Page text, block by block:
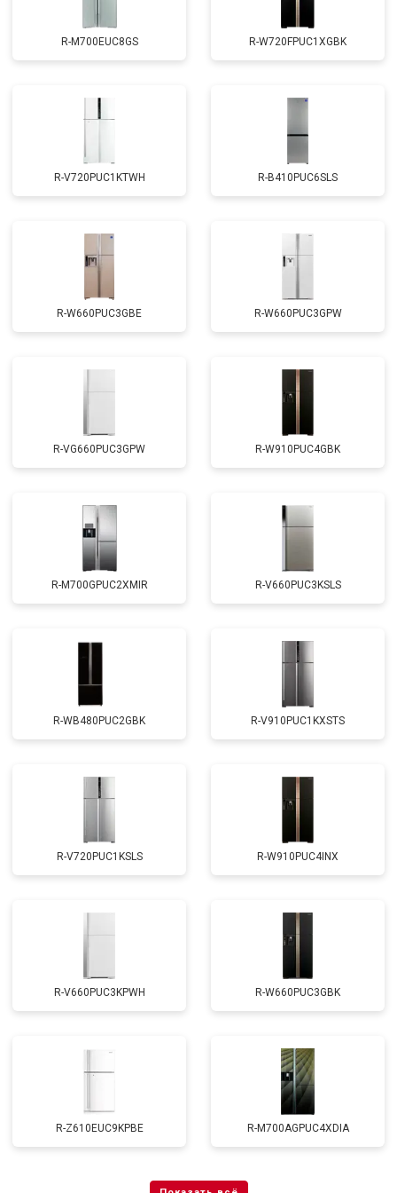
R-M700EUC8GS R-W720FPUC1XGBK
R-V720PUC1KTWH R-B410PUC6SLS
R-W660PUC3GBE R-W660PUC3GPW
R-VG660PUC3GPW R-W910PUC4GBK
R-M700GPUC2XMIR R-V660PUC3KSLS
R-WB480PUC2GBK R-V910PUC1KXSTS
R-V720PUC1KSLS R-W910PUC4INX
R-V660PUC3KPWH R-W660PUC3GBK
R-Z610EUC9KPBE R-M700AGPUC4XDIA